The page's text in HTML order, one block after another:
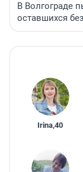
В Волгограде
оставшихся
Irina,40